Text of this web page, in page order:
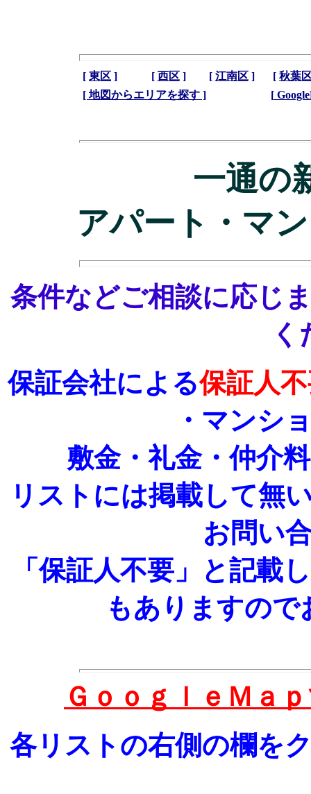
[ 東区 ] [ 西区] [ 江南区] [ 秋葉
[ 地図からエリアを探す ]
[
一通の
アパート・マ
条件などご相談に応じ
く
保証会社による保証人
・マンシ
敷金・礼金・仲介
リストには掲載して無
お問い
「保証人不要」と記載
もありますの
ＧｏｏｇｌｅＭａ
各リストの右側の欄を